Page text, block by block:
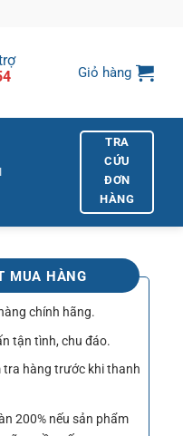
Giỏ hàng
TRA
CỨU
ĐƠN
HÀNG
MUA HÀNG
chính hãng.
tận tình, chu đáo.
tra hàng trước khi thanh
200% nếu sản phẩm